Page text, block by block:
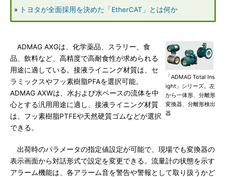
»
トヨタが全面採用を決めた「EtherCAT」とは何か
「ADMAG Total Ins
ight」シリーズ。左
から一体形、分離形
変換器、分離形検出
器
ADMAG AXGは、化学薬品、スラリー、食
品、飲料など、高精度で高耐食性が求められる
用途に適している。接液ライニング材質は、セ
ラミックスやフッ素樹脂PFAを選択可能。
ADMAG AXWは、水および水ベースの流体を中
心とする汎用用途に適し、接液ライニング材質
は、フッ素樹脂PTFEや天然硬質ゴムなどが選択
できる。
出荷時のパラメータの指定値設定が可能で、現場でも変換器の
表示画面から対話形式で設定を変更できる。流量計の状態を示す
アラーム機能は、各アラーム音を警告や警報として取り扱うかど